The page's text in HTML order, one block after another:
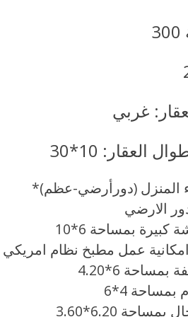
غربي
العقار: 10*30
الارضي
بمساحة 6*10
عمل مطبخ نظام امريكي
6*4.20
4*6
6.20*3.60